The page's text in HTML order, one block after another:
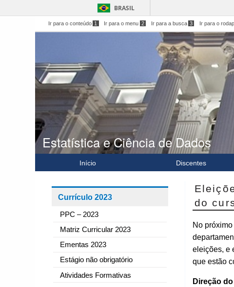
BRASIL
Ir para o conteúdo 1 Ir para o menu 2 Ir para a busca 3 Ir para o
Estatística e Ciência de Dados
Início Discentes
Currículo 2023
PPC – 2023
Matriz Curricular 2023
Ementas 2023
Estágio não obrigatório
Atividades Formativas
do
No
eleições, e
que estão
Direção